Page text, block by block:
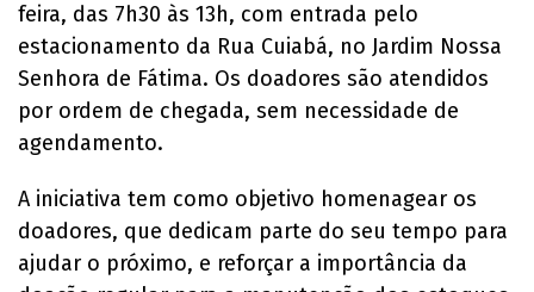
feira, das 7h30 às 13h, com entrada pelo
estacionamento da Rua Cuiabá, no Jardim Nossa
Senhora de Fátima. Os doadores são atendidos
por ordem de chegada, sem necessidade de
agendamento.
A iniciativa tem como objetivo homenagear os
doadores, que dedicam parte do seu tempo para
ajudar o próximo, e reforçar a importância da